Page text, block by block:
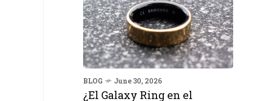
BLOG June 30, 2026
¿El Galaxy Ring en el